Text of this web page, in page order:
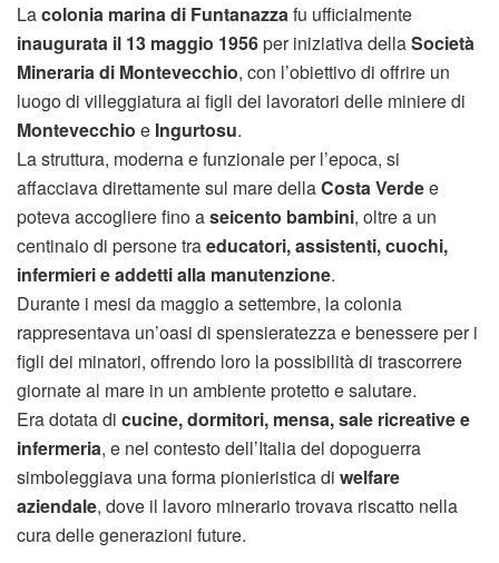
Lacolonia marina di Funtanazzafu ufficialmente
inaugurata il 13 maggio 1956per iniziativa dellaSocietà
Mineraria di Montevecchio, con l’obiettivo di offrire un
luogo di villeggiatura ai figli dei lavoratori delle miniere di
Montevecchio e Ingurtosu.
La struttura, moderna e funzionale per l’epoca, si
affacciava direttamente sul mare dellaCosta Verdee
poteva accogliere fino aseicento bambini, oltre a un
centinaio di persone traeducatori, assistenti, cuochi,
infermieri e addetti alla manutenzione.
Durante i mesi da maggio a settembre, la colonia
rappresentava un’oasi di spensieratezza e benessere per i
figli dei minatori, offrendo loro la possibilità di trascorrere
giornate al mare in un ambiente protetto e salutare.
Era dotata di cucine, dormitori, mensa, sale ricreative e
infermeria, e nel contesto dell’Italia del dopoguerra
simboleggiava una forma pionieristica di welfare
aziendale, dove il lavoro minerario trovava riscatto nella
cura delle generazioni future.